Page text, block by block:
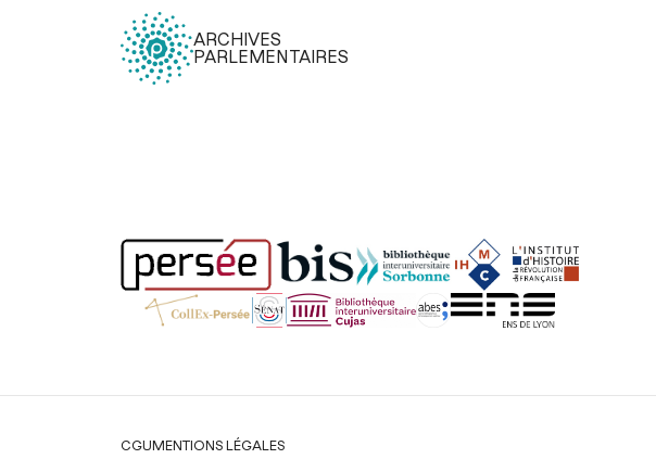
ARCHIVES
PARLEMENTAIRES
Légal
CGUMENTIONS LÉGALES